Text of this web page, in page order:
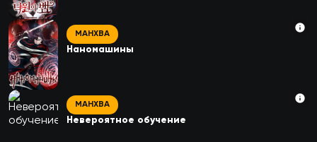
МАНХВА
Наномашины
МАНХВА
Невероятное обучение